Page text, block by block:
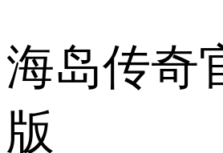
海岛传奇
版